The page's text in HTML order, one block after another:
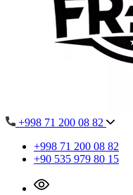
+998 71 200 08 82
+998 71 200 08 82
+90 535 979 80 15